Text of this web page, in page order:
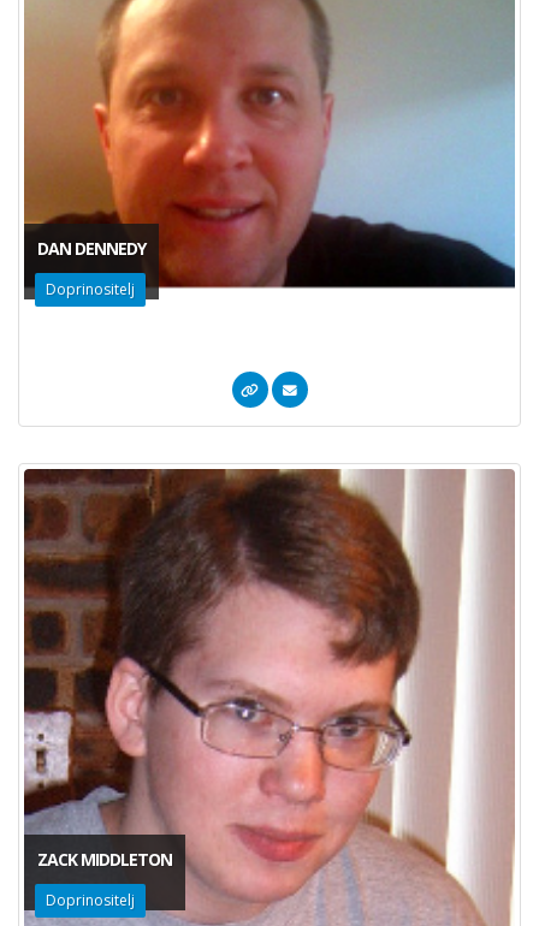
DAN DENNEDY
Doprinositelj
ZACK MIDDLETON
Doprinositelj